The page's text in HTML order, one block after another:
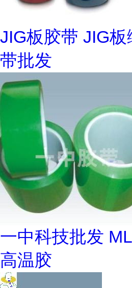
JIG板胶带 JIG
带批发
一中科技批发
高温胶